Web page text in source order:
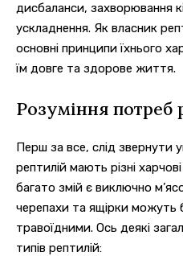
дисбаланси, захворювання
ускладнення. Як власник
основні принципи їхнього
їм довге та здорове життя.
Розуміння потреб
Перш за все, слід звернути
рептилій мають різні
багато змій є виключно
черепахи та ящірки можуть
травоїдними. Ось деякі
типів рептилій: